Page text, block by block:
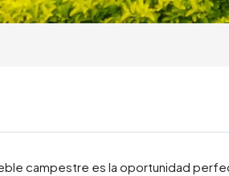
campestre es la oportunidad